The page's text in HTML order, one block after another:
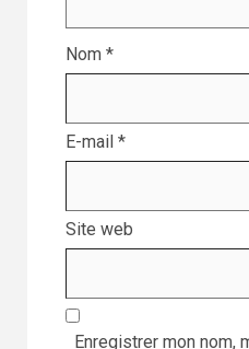
Nom *
E-mail *
Site web
Enregistrer mon nom,